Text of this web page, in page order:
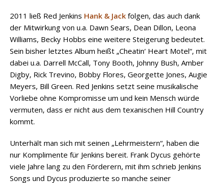
2011 ließ Red Jenkins Hank & Jack folgen, das auch dank
der Mitwirkung von u.a. Dawn Sears, Dean Dillon, Leona
Williams, Becky Hobbs eine weitere Steigerung bedeutet.
Sein bisher letztes Album heißt „Cheatin‘ Heart Motel“, mit
dabei u.a. Darrell McCall, Tony Booth, Johnny Bush, Amber
Digby, Rick Trevino, Bobby Flores, Georgette Jones, Augie
Meyers, Bill Green. Red Jenkins setzt seine musikalische
Vorliebe ohne Kompromisse um und kein Mensch würde
vermuten, dass er nicht aus dem texanischen Hill Country
kommt.
Unterhält man sich mit seinen „Lehrmeistern“, haben die
nur Komplimente für Jenkins bereit. Frank Dycus gehörte
viele Jahre lang zu den Förderern, mit ihm schrieb Jenkins
Songs und Dycus produzierte so manche seiner